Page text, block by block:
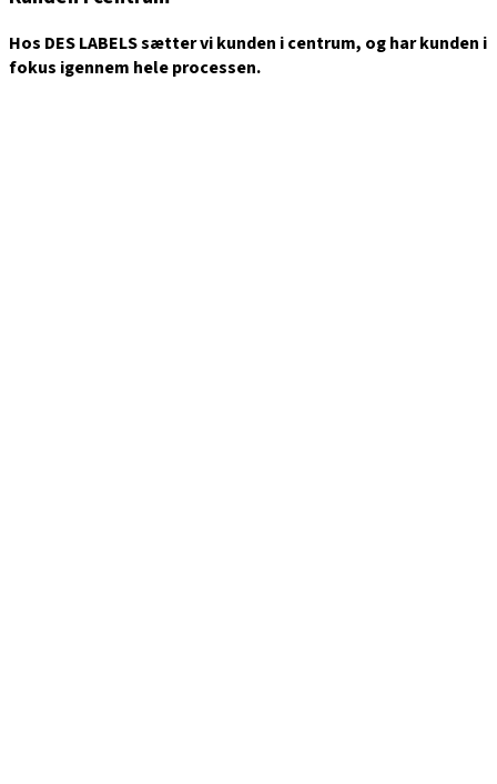
Hos DES LABELS sætter vi kunden i centrum, og har kunden i
fokus igennem hele processen.